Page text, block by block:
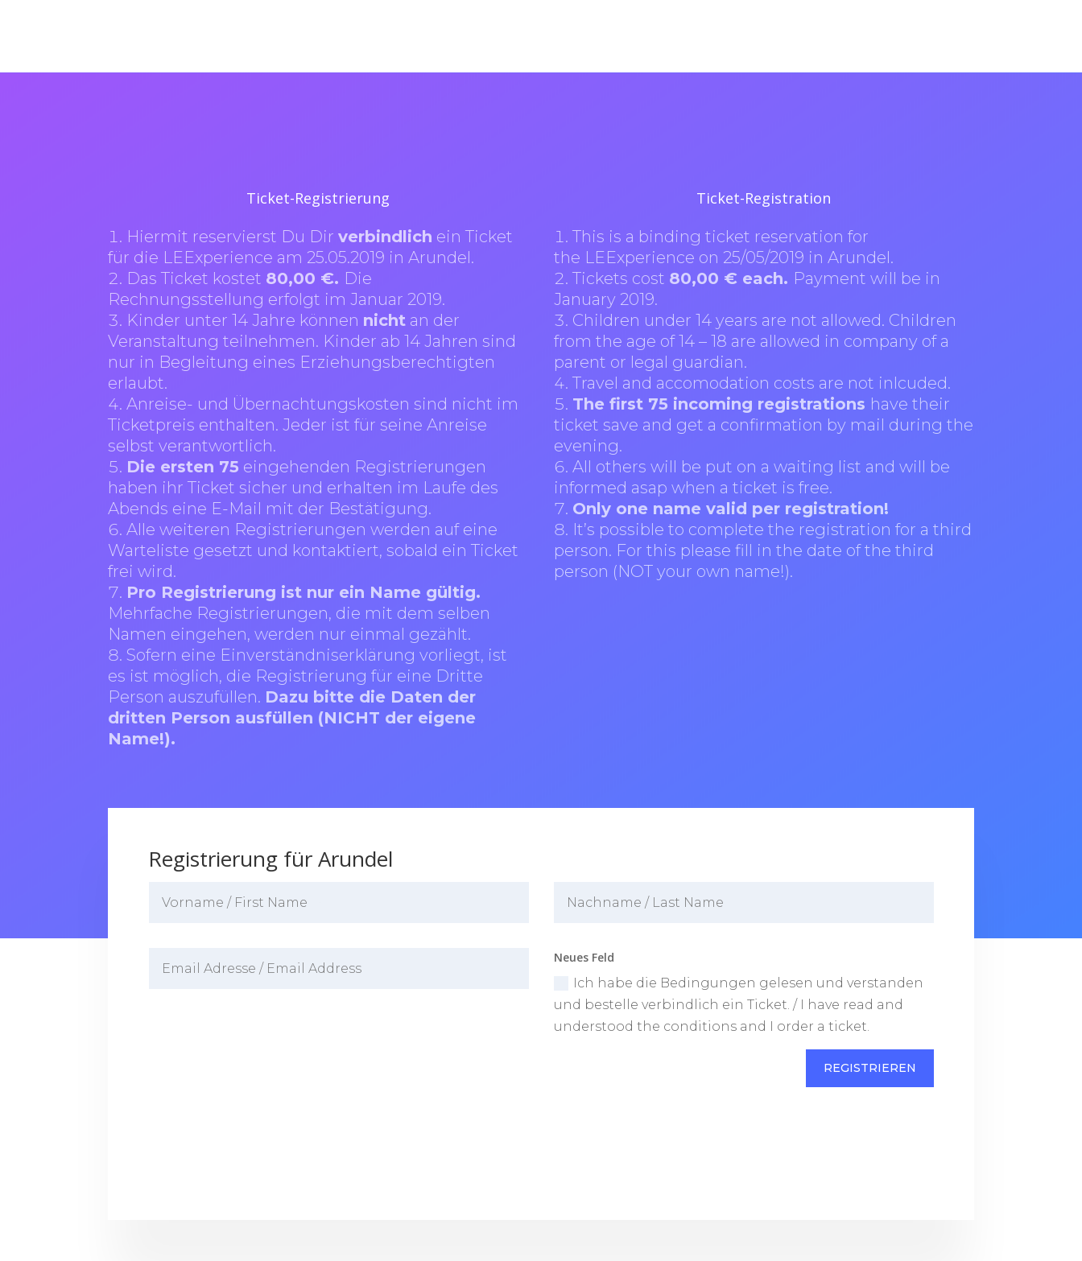
Ticket-Registrierung
Hiermit reservierst Du Dirverbindlich ein Ticket
für die LEExperience am 25.05.2019 in Arundel.
Das Ticket kostet 80,00 €. Die
Rechnungsstellung erfolgt im Januar 2019.
Kinder unter 14 Jahre können nicht an der
Veranstaltung teilnehmen. Kinder ab 14 Jahren sind
nur in Begleitung eines Erziehungsberechtigten
erlaubt.
Anreise- und Übernachtungskosten sind nicht im
Ticketpreis enthalten. Jeder ist für seine Anreise
selbst verantwortlich.
Die ersten 75 eingehenden Registrierungen
haben ihr Ticket sicher und erhalten im Laufe des
Abends eine E-Mail mit der Bestätigung.
Alle weiteren Registrierungen werden auf eine
Warteliste gesetzt und kontaktiert, sobald ein Ticket
frei wird.
Pro Registrierung ist nur ein Name gültig.
Mehrfache Registrierungen, die mit dem selben
Namen eingehen, werden nur einmal gezählt.
Sofern eine Einverständniserklärung vorliegt, ist
es ist möglich, die Registrierung für eine Dritte
Person auszufüllen. Dazu bitte die Daten der
dritten Person ausfüllen (NICHT der eigene
Name!).
Ticket-Registration
This is a binding ticket reservation for
the LEExperience on 25/05/2019 in Arundel.
Tickets cost 80,00 € each. Payment will be in
January 2019.
Children under 14 years are not allowed. Children
from the age of 14 – 18 are allowed in company of a
parent or legal guardian.
Travel and accomodation costs are not inlcuded.
The first 75 incoming registrations have their
ticket save and get a confirmation by mail during the
evening.
All others will be put on a waiting list and will be
informed asap when a ticket is free.
Only one name valid per registration!
It’s possible to complete the registration for a third
person. For this please fill in the date of the third
person (NOT your own name!).
Registrierung für Arundel
Neues Feld
Ich habe die Bedingungen gelesen und verstanden
und bestelle verbindlich ein Ticket. / I have read and
understood the conditions and I order a ticket.
REGISTRIEREN